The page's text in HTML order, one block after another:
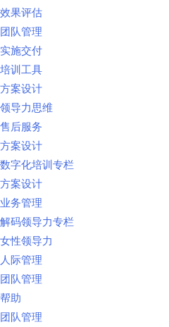
效果评估
团队管理
实施交付
培训工具
方案设计
领导力思维
售后服务
方案设计
数字化培训专栏
方案设计
业务管理
解码领导力专栏
女性领导力
人际管理
团队管理
帮助
团队管理